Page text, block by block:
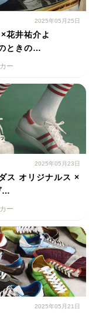
2025年05月25日
花井祐介よ
ときの…
ー
2025年05月23日
ス オリジナルス ×
…
ー
2025年05月21日